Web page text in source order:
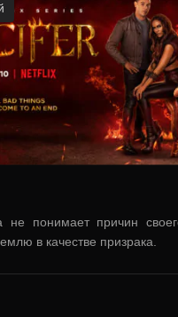
не понимает причин
в качестве призрака.